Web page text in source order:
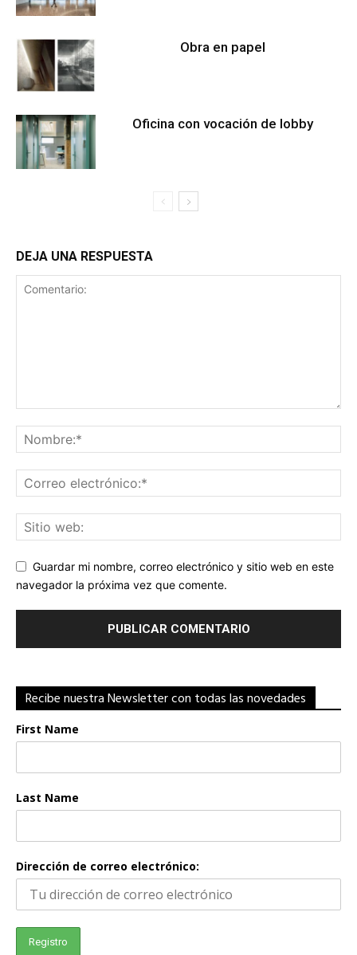
Obra en papel
Oficina con vocación de lobby
DEJA UNA RESPUESTA
Guardar mi nombre, correo electrónico y sitio web en este
navegador la próxima vez que comente.
Recibe nuestra Newsletter con todas las novedades
First Name
Last Name
Dirección de correo electrónico: